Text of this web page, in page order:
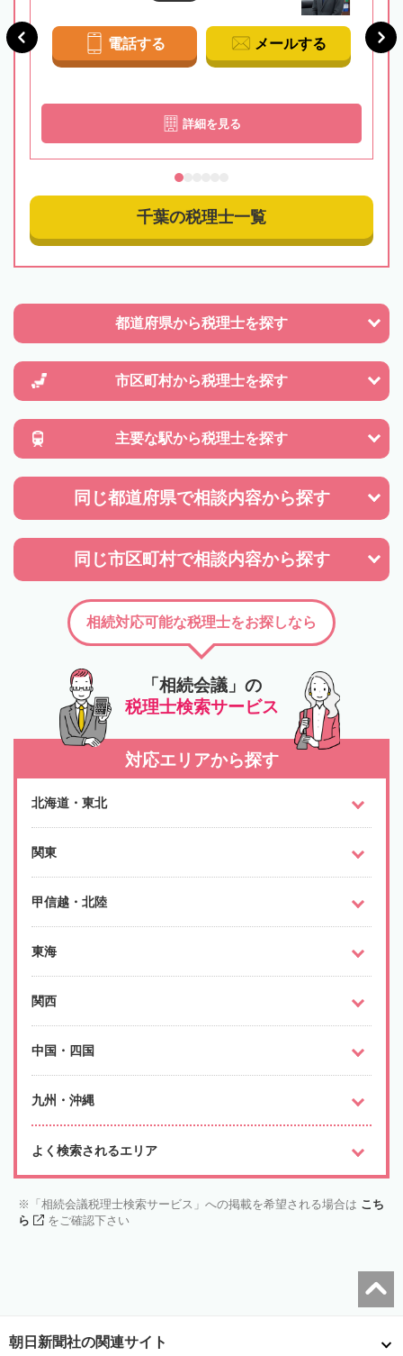
電話する メールする
詳細を見る
千葉の税理士一覧
都道府県から税理士を探す
市区町村から税理士を探す
主要な駅から税理士を探す
同じ都道府県で相談内容から探す
同じ市区町村で相談内容から探す
「相続会議」の
税理士検索サービス
相続対応可能な税理士をお探しなら
対応エリアから探す
北海道・東北
関東
甲信越・北陸
東海
関西
中国・四国
九州・沖縄
よく検索されるエリア
「相続会議税理士検索サービス」への掲載を希望される場合は こち
ら
をご確認下さい
朝日新聞社の関連サイト